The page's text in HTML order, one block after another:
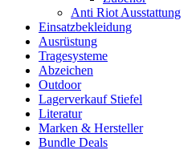
Anti Riot Ausstattung
Einsatzbekleidung
Ausrüstung
Tragesysteme
Abzeichen
Outdoor
Lagerverkauf Stiefel
Literatur
Marken & Hersteller
Bundle Deals